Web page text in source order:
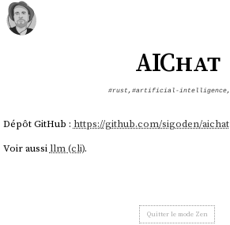
AIChat
#rust, #artificial-intelligence,
Dépôt GitHub : https://github.com/sigoden/aichat
Voir aussi llm (cli).
Quitter le mode Zen